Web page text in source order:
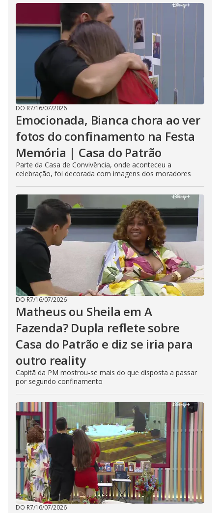
DO R7/16/07/2026
Emocionada, Bianca chora ao ver
fotos do confinamento na Festa
Memória | Casa do Patrão
Parte da Casa de Convivência, onde aconteceu a
celebração, foi decorada com imagens dos moradores
DO R7/16/07/2026
Matheus ou Sheila em A
Fazenda? Dupla reflete sobre
Casa do Patrão e diz se iria para
outro reality
Capitã da PM mostrou-se mais do que disposta a passar
por segundo confinamento
DO R7/16/07/2026